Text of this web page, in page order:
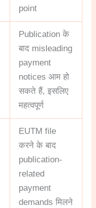
point
Publication के
बाद misleading
payment
notices आम हो
सकते हैं, इसलिए
महत्वपूर्ण
EUTM file
करने के बाद
publication-
related
payment
demands मिलने